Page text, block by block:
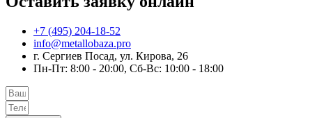
+7 (495) 204-18-52
info@metallobaza.pro
г. Сергиев Посад, ул. Кирова, 26
Пн-Пт: 8:00 - 20:00, Сб-Вс: 10:00 - 18:00